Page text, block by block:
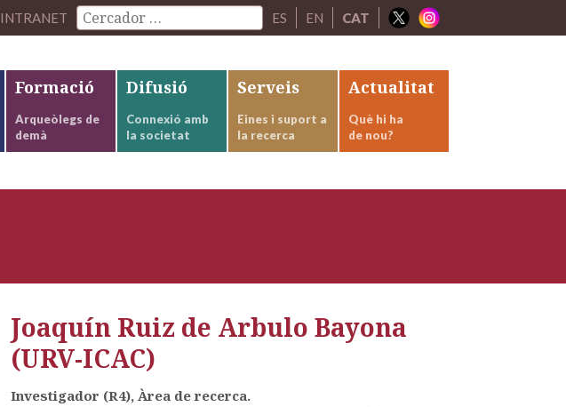
INTRANET ES EN CAT
Formació
Arqueòlegs de
demà
Difusió
Connexió amb
la societat
Serveis
Eines i suport a
la recerca
Actualitat
Què hi ha
de nou?
Joaquín Ruiz de Arbulo Bayona
(URV-ICAC)
Investigador (R4), Àrea de recerca.